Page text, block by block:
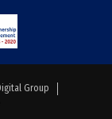
Group